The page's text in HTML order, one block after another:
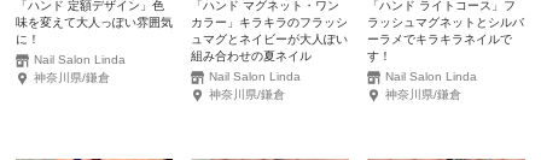
「ハンド 定額デザイン」色
味を変えて大人っぽい雰囲気
に！
Nail Salon Linda
神奈川県/鎌倉
「ハンド マグネット・ワン
カラー」キラキラのフラッシ
ュマグとネイビーが大人ぽい
組み合わせの夏ネイル
Nail Salon Linda
神奈川県/鎌倉
「ハンド ライトコース」フ
ラッシュマグネットとシルバ
ーラメでキラキラネイルで
す！
Nail Salon Linda
神奈川県/鎌倉